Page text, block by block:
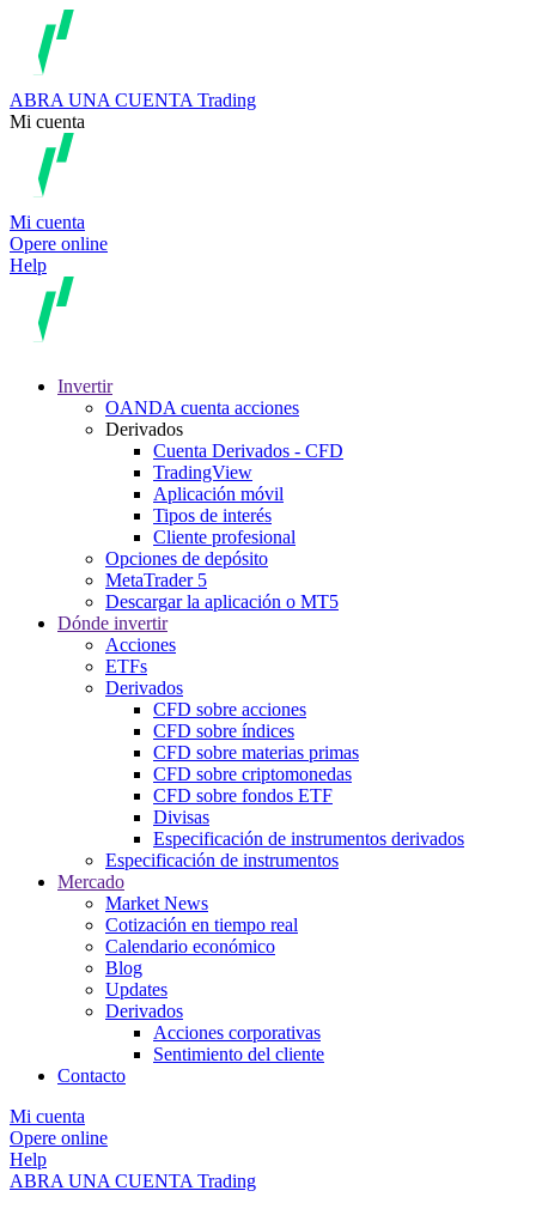
ABRA UNA CUENTA Trading
Mi cuenta
Mi cuenta
Opere online
Help
Invertir
OANDA cuenta acciones
Derivados
Cuenta Derivados - CFD
TradingView
Aplicación móvil
Tipos de interés
Cliente profesional
Opciones de depósito
MetaTrader 5
Descargar la aplicación o MT5
Dónde invertir
Acciones
ETFs
Derivados
CFD sobre acciones
CFD sobre índices
CFD sobre materias primas
CFD sobre criptomonedas
CFD sobre fondos ETF
Divisas
Especificación de instrumentos derivados
Especificación de instrumentos
Mercado
Market News
Cotización en tiempo real
Calendario económico
Blog
Updates
Derivados
Acciones corporativas
Sentimiento del cliente
Contacto
Mi cuenta
Opere online
Help
ABRA UNA CUENTA Trading